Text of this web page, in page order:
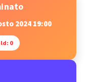
2024 19:00
0